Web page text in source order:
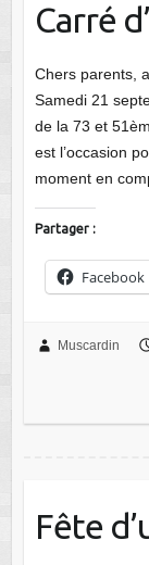
Carré
Chers parents,
Samedi 21
de la 73 et
est l’occasion
moment en
Partager :
Facebook
Muscardin
Fête